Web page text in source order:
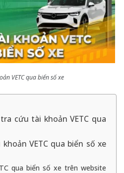
VETC qua biển số xe
cứu tài khoản VETC qua
VETC qua biển số xe
qua biển số xe trên website